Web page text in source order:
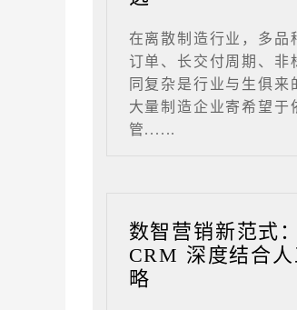
在离散制造行业，多品
订单、长交付周期、非
同复杂是行业与生俱来
大量制造企业寄希望于
管......
数智营销新范式
CRM 深度结合
略